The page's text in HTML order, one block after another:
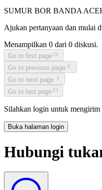
SUMUR BOR BANDA
Ajukan pertanyaan dan mulai
Menampilkan 0 dari 0 diskusi.
Go to first page
Go to previous page
Go to next page
Go to last page
Silahkan login untuk mengirim
Buka halaman login
Hubungi